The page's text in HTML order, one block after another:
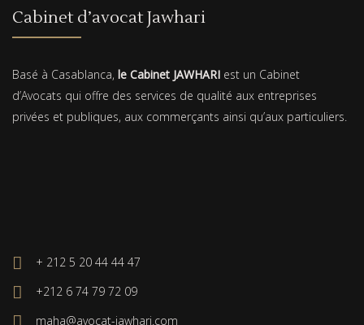
Cabinet d’avocat Jawhari
Basé à Casablanca, le Cabinet JAWHARI est un Cabinet
d’Avocats qui offre des services de qualité aux entreprises
privées et publiques, aux commerçants ainsi qu’aux particuliers.
+ 212 5 20 44 44 47
+212 6 74 79 72 09
maha@avocat-jawhari.com